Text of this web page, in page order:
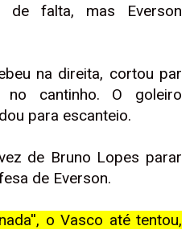
de falta, mas Everson
na direita, cortou par
cantinho. O goleiro
para escanteio.
de Bruno Lopes parar
de Everson.
o Vasco até tentou,